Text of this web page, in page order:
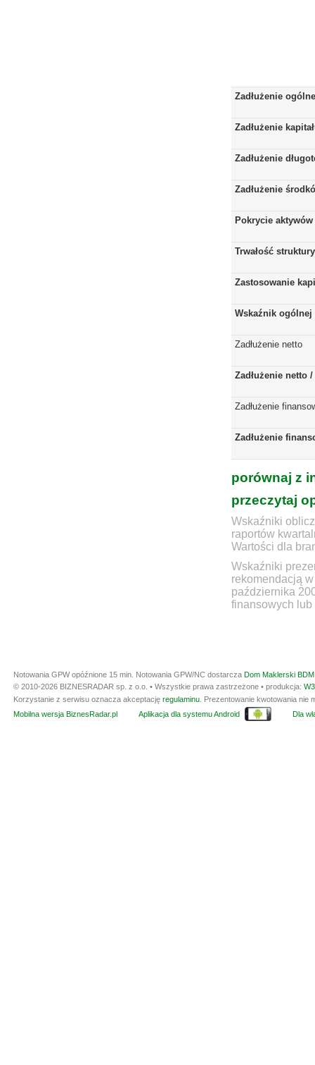
Zadłużenie ogólne
Zadłużenie
Zadłużenie
Zadłużenie
Pokrycie aktywów
Trwałość
Zastosowanie
Wskaźnik
Zadłużenie netto
Zadłużenie netto
Zadłużenie
Zadłużenie
porównaj z
przeczytaj
Wskaźniki
raportów
Wartości dla
Wskaźniki
rekomendacją
października
finansowych lub
Notowania GPW opóźnione 15 min. Notowania GPW/NC dostarcza Dom Maklerski
© 2010-2026 BIZNESRADAR sp. z o.o. • Wszystkie prawa zastrzeżone • produkcja:
Korzystanie z serwisu oznacza akceptację regulaminu . Prezentowanie kwotowania
Mobilna wersja BiznesRadar.pl
Aplikacja dla systemu Android Dla